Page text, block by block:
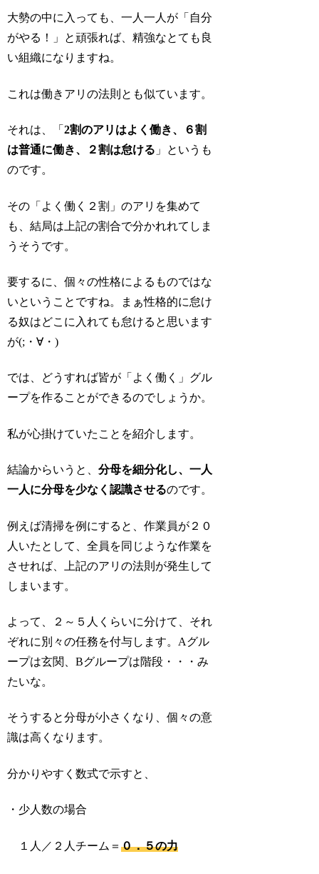
大勢の中に入っても、一人一人が「自分
がやる！」と頑張れば、精強なとても良
い組織になりますね。
これは働きアリの法則とも似ています。
それは、「2割のアリはよく働き、６割
は普通に働き、２割は怠ける 」というも
のです。
その「よく働く２割」のアリを集めて
も、結局は上記の割合で分かれれてしま
うそうです。
要するに、個々の性格によるものではな
いということですね。まぁ性格的に怠け
る奴はどこに入れても怠けると思います
が(;・∀・)
では、どうすれば皆が「よく働く」グル
ープを作ることができるのでしょうか。
私が心掛けていたことを紹介します。
結論からいうと、分母を細分化し、一人
一人に分母を少なく認識させるのです。
例えば清掃を例にすると、作業員が２０
人いたとして、全員を同じような作業を
させれば、上記のアリの法則が発生して
しまいます。
よって、２～５人くらいに分けて、それ
ぞれに別々の任務を付与します。Aグル
ープは玄関、Bグループは階段・・・み
たいな。
そうすると分母が小さくなり、個々の意
識は高くなります。
分かりやすく数式で示すと、
・少人数の場合
１人／２人チーム＝０．５の力